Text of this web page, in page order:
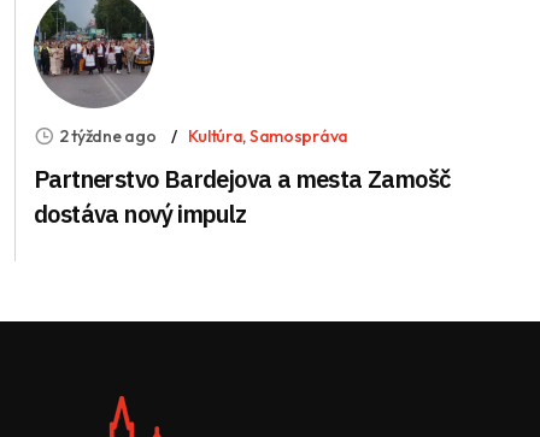
2 týždne ago Kultúra,Samospráva
Partnerstvo Bardejova a mesta Zamošč
dostáva nový impulz